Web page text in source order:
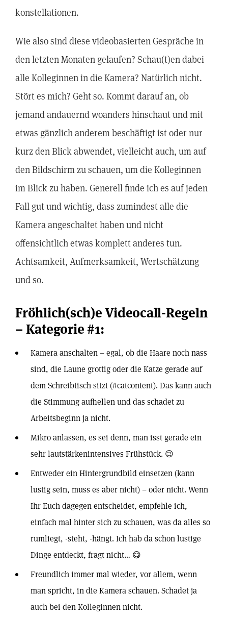
konstellationen.
Wie also sind diese videobasierten Gespräche in
den letzten Monaten gelaufen? Schau(t)en dabei
alle Kolleginnen in die Kamera? Natürlich nicht.
Stört es mich? Geht so. Kommt darauf an, ob
jemand andauernd woanders hinschaut und mit
etwas gänzlich anderem beschäftigt ist oder nur
kurz den Blick abwendet, vielleicht auch, um auf
den Bildschirm zu schauen, um die Kolleginnen
im Blick zu haben. Generell finde ich es auf jeden
Fall gut und wichtig, dass zumindest alle die
Kamera angeschaltet haben und nicht
offensichtlich etwas komplett anderes tun.
Achtsamkeit, Aufmerksamkeit, Wertschätzung
und so.
Fröhlich(sch)e Videocall-Regeln
– Kategorie #1:
Kamera anschalten – egal, ob die Haare noch nass
sind, die Laune grottig oder die Katze gerade auf
dem Schreibtisch sitzt (#catcontent). Das kann auch
die Stimmung aufhellen und das schadet zu
Arbeitsbeginn ja nicht.
Mikro anlassen, es sei denn, man isst gerade ein
sehr lautstärkenintensives Frühstück. 😉
Entweder ein Hintergrundbild einsetzen (kann
lustig sein, muss es aber nicht) – oder nicht. Wenn
Ihr Euch dagegen entscheidet, empfehle ich,
einfach mal hinter sich zu schauen, was da alles so
rumliegt, -steht, -hängt. Ich hab da schon lustige
Dinge entdeckt, fragt nicht… 😋
Freundlich immer mal wieder, vor allem, wenn
man spricht, in die Kamera schauen. Schadet ja
auch bei den Kolleginnen nicht.